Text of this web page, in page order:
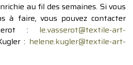
au fil des semaines. Si vous
à faire, vous pouvez contacter
: le.vasserot@textile-art-
: helene.kugler@textile-art-